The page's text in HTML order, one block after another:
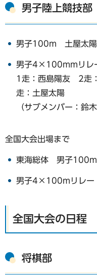
男子陸上競技部
男子100m 土屋太陽
男子4×100mmリレ
1走：西島陽友 2走
走：土屋太陽
（サブメンバー：鈴
全国大会出場まで
東海総体 男子
男子4×100mリレ
全国大会の日程
将棋部